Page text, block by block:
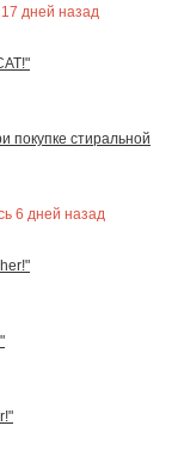
17 дней назад
покупке стиральной
6 дней назад